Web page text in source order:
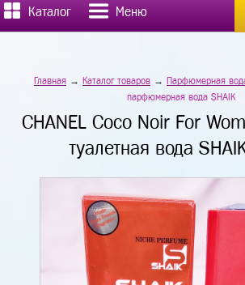
Каталог Меню
Главная → Каталог товаров → Парфюмерная
парфюмерная вода SHAIK
CHANEL Coco Noir For
туалетная вода